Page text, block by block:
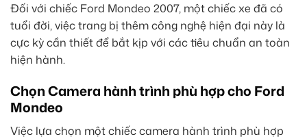
Đối với chiếc Ford Mondeo 2007, một chiếc xe đã có
tuổi đời, việc trang bị thêm công nghệ hiện đại này là
cực kỳ cần thiết để bắt kịp với các tiêu chuẩn an toàn
hiện hành.
Chọn Camera hành trình phù hợp cho Ford
Mondeo
Việc lựa chọn một chiếc camera hành trình phù hợp